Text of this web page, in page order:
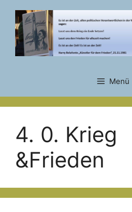
Inhalt
springen
Menü
4. 0. Krieg
&Frieden